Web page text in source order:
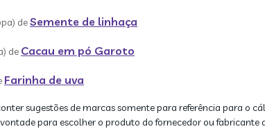
deSemente de linhaça
de Cacau em pó Garoto
Farinha de uva
sugestões de marcas somente para referência para o
para escolher o produto do fornecedor ou fabricante